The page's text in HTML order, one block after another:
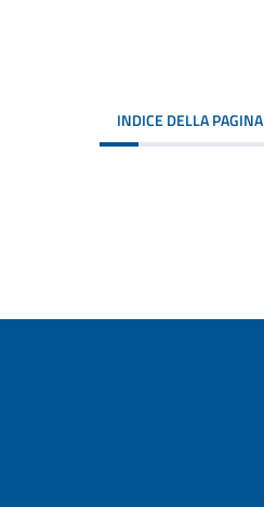
INDICE DELLA PAGINA